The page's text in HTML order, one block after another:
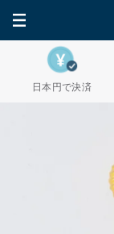
日本円で決済